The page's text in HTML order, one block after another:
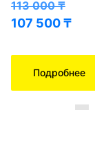
113 000₸
107 500₸
Подробнее